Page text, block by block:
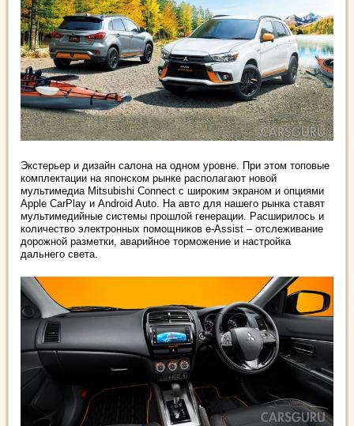
Экстерьер и дизайн салона на одном уровне. При этом топовые
комплектации на японском рынке располагают новой
мультимедиа Mitsubishi Connect с широким экраном и опциями
Apple CarPlay и Android Auto. На авто для нашего рынка ставят
мультимедийные системы прошлой генерации. Расширилось и
количество электронных помощников e-Assist – отслеживание
дорожной разметки, аварийное торможение и настройка
дальнего света.